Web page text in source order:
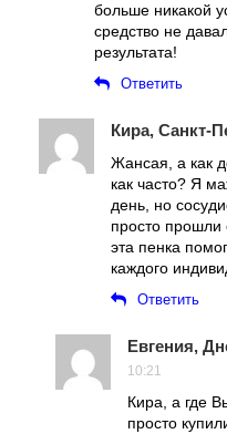
больше никакой
средство не
результата!
Ответить
Кира, Санкт-
Жансая, а как
как часто? Я
день, но
просто прошли
эта пенка
каждого
Ответить
Евгения,
10:21
Кира, а где
просто